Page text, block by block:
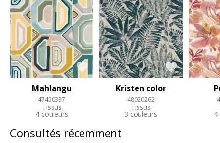
Mahlangu
47450337
Tissus
4 couleurs
Kristen color
48020262
Tissus
3 couleurs 4
Consultés récemment